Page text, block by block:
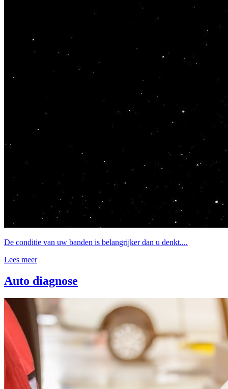
De conditie van uw banden is belangrijker dan u denkt....
Lees meer
Auto diagnose